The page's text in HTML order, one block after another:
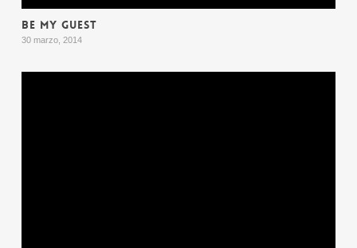
BE MY GUEST
30 marzo, 2014